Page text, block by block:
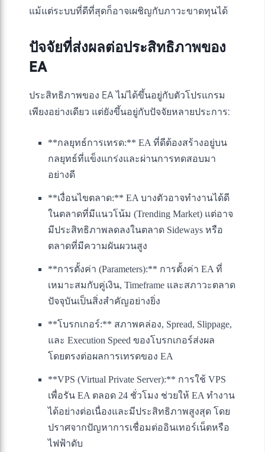
แม้แต่ระบบที่ดีที่สุดก็อาจเผชิญกับภาวะขาดทุนได้
ปัจจัยที่ส่งผลต่อประสิทธิภาพของ
EA
ประสิทธิภาพของ EA ไม่ได้ขึ้นอยู่กับตัวโปรแกรม
เพียงอย่างเดียว แต่ยังขึ้นอยู่กับปัจจัยหลายประการ:
**กลยุทธ์การเทรด:** EA ที่ดีต้องสร้างอยู่บน
กลยุทธ์ที่แข็งแกร่งและผ่านการทดสอบมา
อย่างดี
**เงื่อนไขตลาด:** EA บางตัวอาจทำงานได้ดี
ในตลาดที่มีแนวโน้ม (Trending Market) แต่อาจ
มีประสิทธิภาพลดลงในตลาด Sideways หรือ
ตลาดที่มีความผันผวนสูง
**การตั้งค่า (Parameters):** การตั้งค่า EA ที่
เหมาะสมกับคู่เงิน, Timeframe และสภาวะตลาด
ปัจจุบันเป็นสิ่งสำคัญอย่างยิ่ง
**โบรกเกอร์:** สภาพคล่อง, Spread, Slippage,
และ Execution Speed ของโบรกเกอร์ส่งผล
โดยตรงต่อผลการเทรดของ EA
**VPS (Virtual Private Server):** การใช้ VPS
เพื่อรัน EA ตลอด 24 ชั่วโมง ช่วยให้ EA ทำงาน
ได้อย่างต่อเนื่องและมีประสิทธิภาพสูงสุด โดย
ปราศจากปัญหาการเชื่อมต่ออินเทอร์เน็ตหรือ
ไฟฟ้าดับ